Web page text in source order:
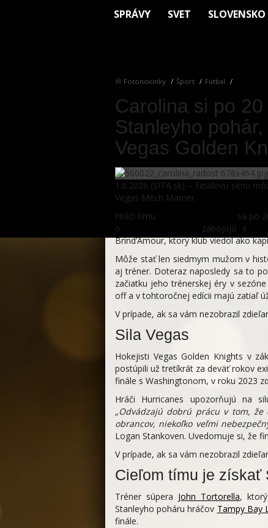
SPRÁVY SVET SLOVENSKO
Fotonovinky Šport Futbal
Carolina si po
Stanleyho
Vegas Golden
1.6.2026 (SITA.sk) – Finálovú sériu
Vegas Mitch Marner.
Hráči tímu
sa po
o
zabojujú s
Brind’Amour, ktorý klub viedol ako
Môže stať len siedmym mužom v
aj tréner. Doteraz naposledy sa to
začiatku jeho trénerskej éry v
off a v tohtoročnej edícii majú zatiaľ
V prípade, ak sa vám nezobrazil
Sila Vegas
Hokejisti Vegas Golden Knights v
postúpili už tretíkrát za deväť rokov
finále s Washingtonom, v roku 2023
Hráči Hurricanes upozorňujú na
„Odvádzajú dobrú prácu v tom,
obrancov, niekoľko veľmi
Logan Stankoven. Uvedomuje si, že
V prípade, ak sa vám nezobrazil
Cieľom tímu je získať
Tréner súpera John Tortorella,
Stanleyho poháru hráčov Tampy Bay
finále.